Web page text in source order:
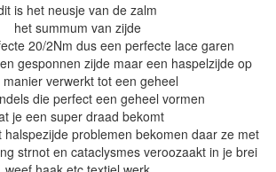
is het neusje van de zalm
het summum van zijde
20/2Nm dus een perfecte lace garen
gesponnen zijde maar een haspelzijde op
manier verwerkt tot een geheel
die perfect een geheel vormen
je een super draad bekomt
halspezijde problemen bekomen daar ze met
strnot en cataclysmes veroozaakt in je brei